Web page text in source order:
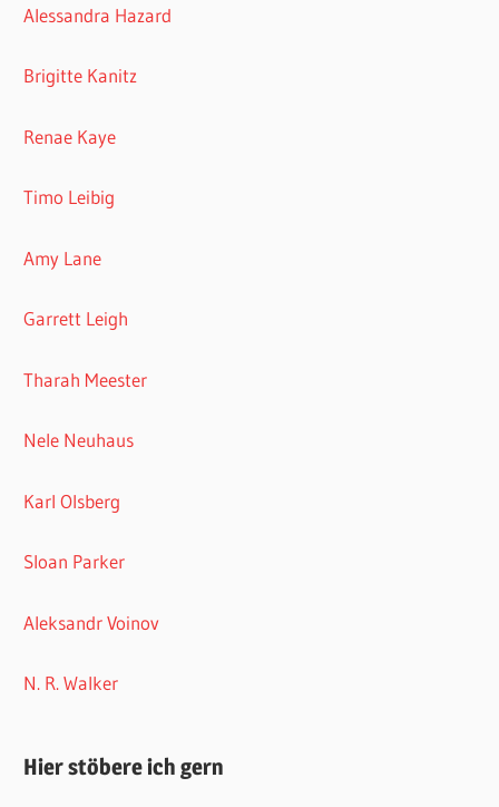
Alessandra Hazard
Brigitte Kanitz
Renae Kaye
Timo Leibig
Amy Lane
Garrett Leigh
Tharah Meester
Nele Neuhaus
Karl Olsberg
Sloan Parker
Aleksandr Voinov
N. R. Walker
Hier stöbere ich gern